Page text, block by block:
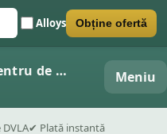
înmatriculare
Alloys Obține ofertă
Sowerby Bridge Centru de dezmembrări auto Meniu
✔ Plată instantă